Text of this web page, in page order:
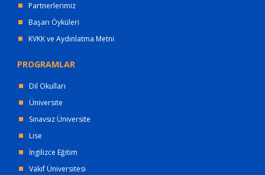
Partnerlerimiz
Başarı Öyküleri
KVKK ve Aydınlatma Metni
PROGRAMLAR
Dil Okulları
Üniversite
Sınavsız Üniversite
Lise
İngilizce Eğitim
Vakıf Üniversitesi